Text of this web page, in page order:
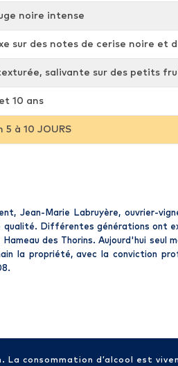
noire intense
sur des notes de cerise noire et
salivante sur des petits
10 ans
5 à 10 JOURS
Jean-Marie Labruyère, ouvrier-
qualité. Différentes générations ont
des Thorins. Aujourd'hui seul
la propriété, avec la conviction
consommation d’alcool est